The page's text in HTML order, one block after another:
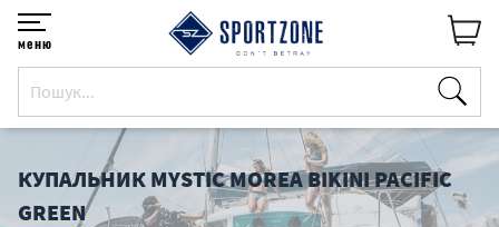
меню
КУПАЛЬНИК MYSTIC MOREA BIKINI PACIFIC
GREEN